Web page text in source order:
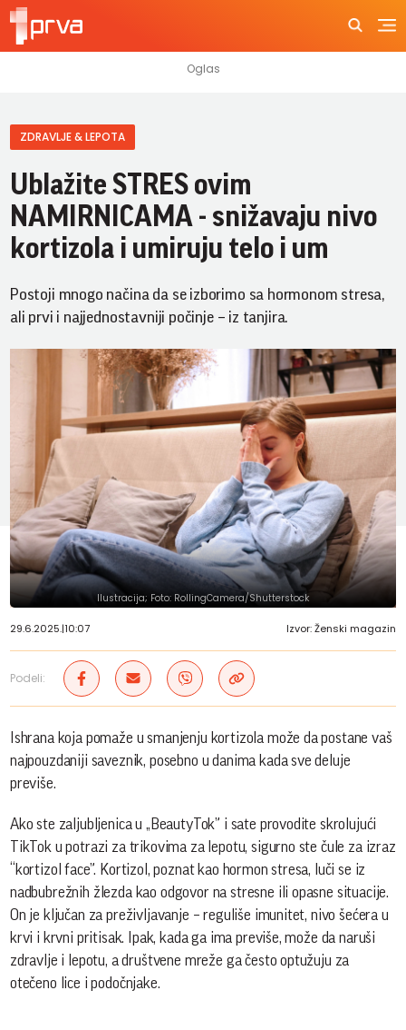
ZDRAVLJE & LEPOTA
Ublažite STRES ovim
NAMIRNICAMA - snižavaju nivo
kortizola i umiruju telo i um
Postoji mnogo načina da se izborimo sa hormonom stresa,
ali prvi i najjednostavniji počinje – iz tanjira.
Ilustracija; Foto: RollingCamera/Shutterstock
29.6.2025.|10:07 Izvor: Ženski magazin
Podeli:
Ishrana koja pomaže u smanjenju kortizola može da postane vaš
najpouzdaniji saveznik, posebno u danima kada sve deluje
previše.
Ako ste zaljubljenica u „BeautyTok” i sate provodite skrolujući
TikTok u potrazi za trikovima za lepotu, sigurno ste čule za izraz
“kortizol face”. Kortizol, poznat kao hormon stresa, luči se iz
nadbubrežnih žlezda kao odgovor na stresne ili opasne situacije.
On je ključan za preživljavanje – reguliše imunitet, nivo šećera u
krvi i krvni pritisak. Ipak, kada ga ima previše, može da naruši
zdravlje i lepotu, a društvene mreže ga često optužuju za
otečeno lice i podočnjake.